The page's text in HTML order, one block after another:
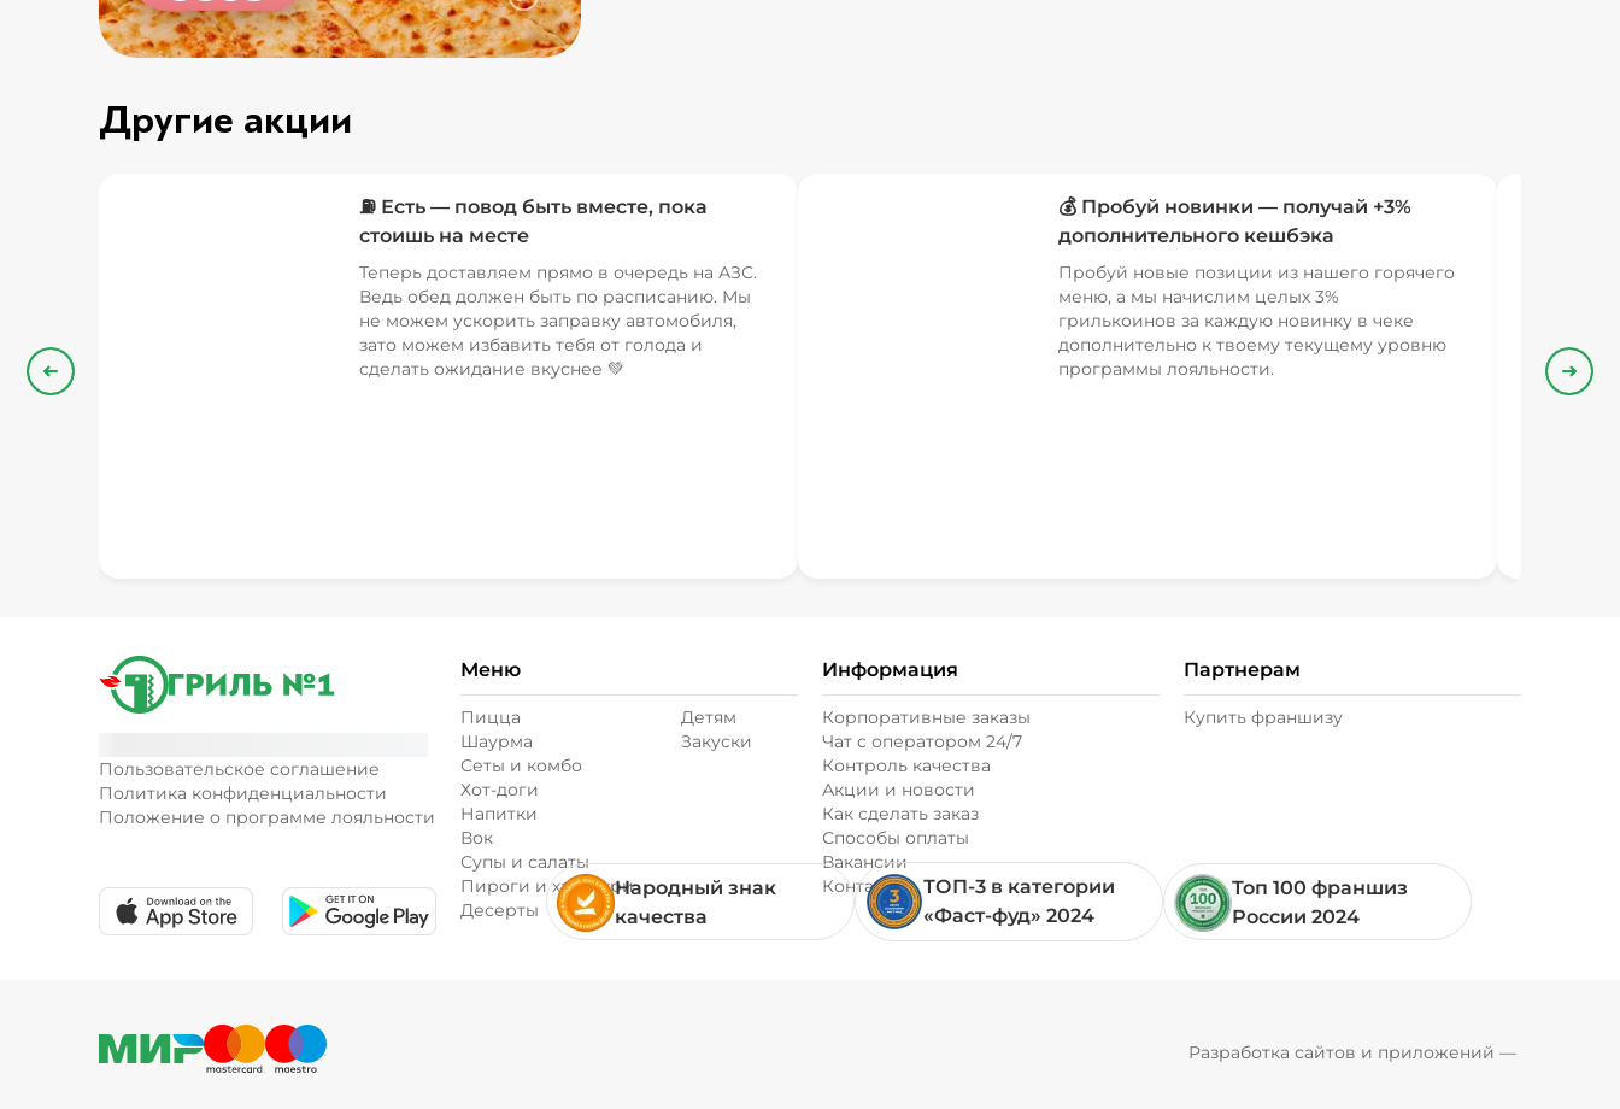
Другие акции
Назад
⛽ Есть — повод быть вместе, пока
стоишь на месте
Теперь доставляем прямо в очередь на АЗС.
Ведь обед должен быть по расписанию. Мы
не можем ускорить заправку автомобиля,
зато можем избавить тебя от голода и
сделать ожидание вкуснее 💚
💰 Пробуй новинки — получай +3%
дополнительного кешбэка
Пробуй новые позиции из нашего горячего
меню, а мы начислим целых 3%
грилькоинов за каждую новинку в чеке
дополнительно к твоему текущему уровню
программы лояльности.
Пользовательское соглашение
Политика конфиденциальности
Положение о программе лояльности
Меню
Пицца
Шаурма
Сеты и комбо
Хот-доги
Напитки
Вок
Супы и салаты
Пироги и хачапури
Десерты
Детям
Закуски
Информация
Корпоративные заказы
Чат с оператором 24/7
Контроль качества
Акции и новости
Как сделать заказ
Способы оплаты
Вакансии
Контакты
Партнерам
Купить франшизу
Народный знак
качества
ТОП-3 в категории
«Фаст-фуд» 2024
Топ 100 франшиз
России 2024
Разработка сайтов и приложений —